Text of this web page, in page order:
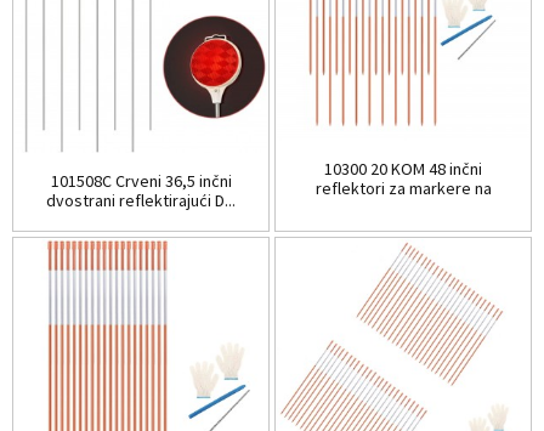
101508C Crveni 36,5 inčni
dvostrani reflektirajući D...
10300 20 KOM 48 inčni
reflektori za markere na